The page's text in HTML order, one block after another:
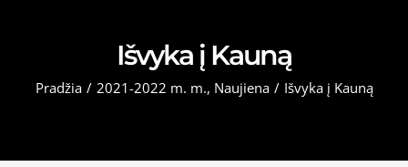
Išvyka į Kauną
Pradžia / 2021-2022 m. m., Naujiena / Išvyka į Kauną